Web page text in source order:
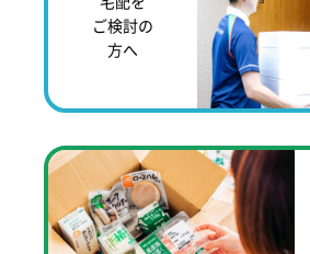
ご検討の
方へ